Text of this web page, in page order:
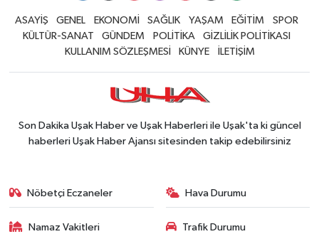
ASAYİŞ GENEL EKONOMİ SAĞLIK YAŞAM EĞİTİM
SPOR
KÜLTÜR-SANAT
GÜNDEM POLİTİKA
GİZLİLİK POLİTİKASI
KULLANIM SÖZLEŞMESİ
KÜNYE İLETİŞİM
Son Dakika Uşak Haber ve Uşak Haberleri ile Uşak'ta ki güncel
haberleri Uşak Haber Ajansı sitesinden takip edebilirsiniz
Nöbetçi Eczaneler Hava Durumu
Namaz Vakitleri Trafik Durumu